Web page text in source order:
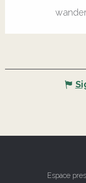
Espace